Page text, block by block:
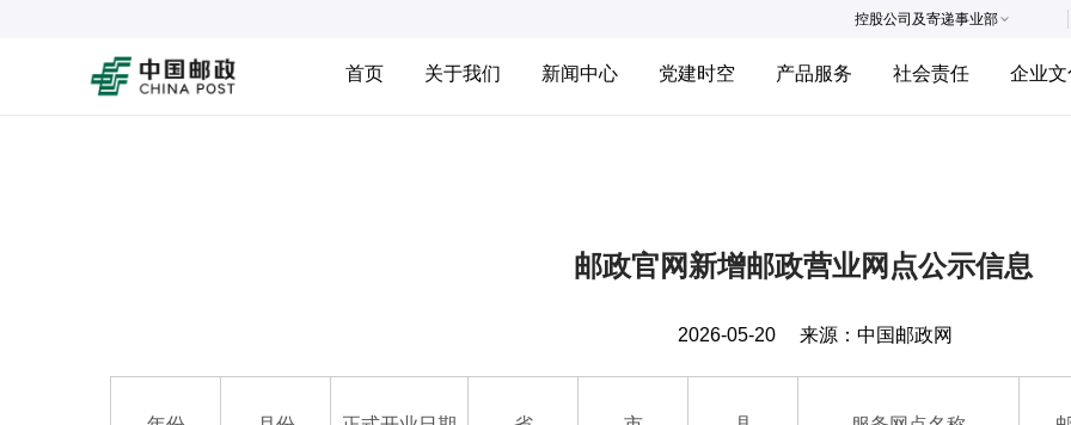
控股公司及寄递事业部
首页 关于我们 新闻中心 党建时空 产品服务 社会责任 企业文
邮政官网新增邮政营业网点公示信息
2026-05-20 来源： 中国邮政网